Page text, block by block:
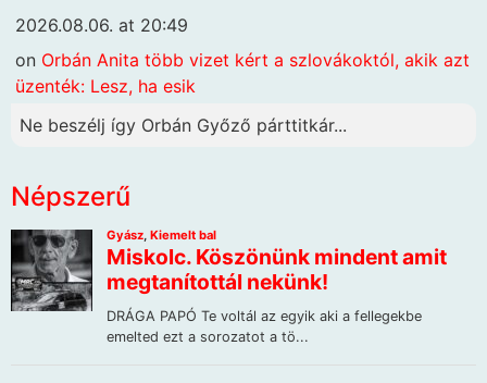
2026.08.06. at 20:49
on Orbán Anita több vizet kért a szlovákoktól, akik azt
üzenték: Lesz, ha esik
Ne beszélj így Orbán Győző párttitkár...
Népszerű